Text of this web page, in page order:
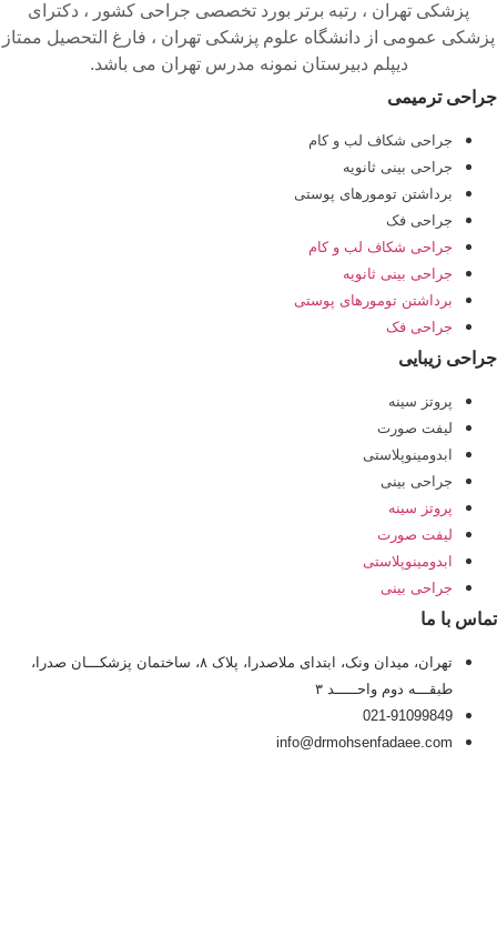
پزشکی تهران ، رتبه برتر بورد تخصصی جراحی کشور ، دکترای
پزشکی عمومی از دانشگاه علوم پزشکی تهران ، فارغ التحصیل ممتاز
دیپلم دبیرستان نمونه مدرس تهران می باشد.
جراحی ترمیمی
جراحی شکاف لب و کام
جراحی بینی ثانویه
برداشتن تومورهای پوستی
جراحی فک
جراحی شکاف لب و کام
جراحی بینی ثانویه
برداشتن تومورهای پوستی
جراحی فک
جراحی زیبایی
پروتز سینه
لیفت صورت
ابدومینوپلاستی
جراحی بینی
پروتز سینه
لیفت صورت
ابدومینوپلاستی
جراحی بینی
تماس با ما
تهران، میدان ونک، ابتدای ملاصدرا، پلاک ۸، ساختمان پزشکـــان صدرا،
طبقـــه دوم واحـــــد ۳
021-91099849
info@drmohsenfadaee.com